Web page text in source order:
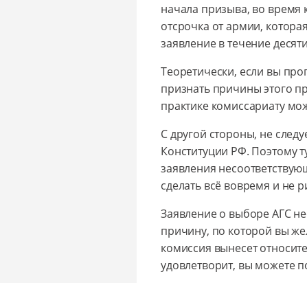
начала призыва, во время
отсрочка от армии,
заявление в течение
Теоретически, если вы
признать причины этого
практике комиссариату
С другой стороны, не
Конституции РФ. Поэтому
заявления
сделать всё вовремя и не
Заявление о выборе АГС
причину, по которой вы
комиссия вынесет
удовлетворит, вы можете